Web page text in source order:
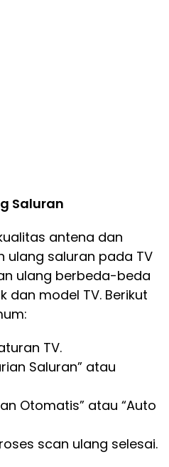
Saluran
antena dan
ulang saluran pada TV
ulang berbeda-beda
model TV. Berikut
TV.
Saluran” atau
Otomatis” atau “Auto
scan ulang selesai.